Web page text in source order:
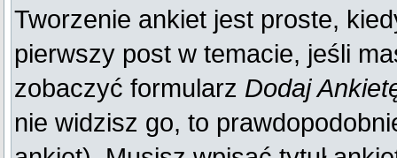
Tworzenie ankiet jest proste,
pierwszy post w temacie, jeśli
zobaczyć formularz Dodaj
nie widzisz go, to